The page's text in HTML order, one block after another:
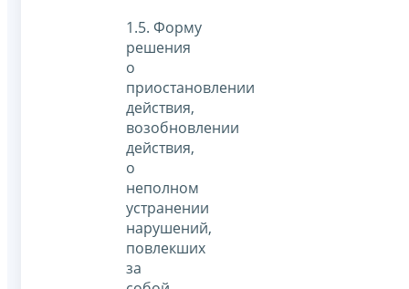
1.5. Форму
решения
о
приостановлении
действия,
возобновлении
действия,
о
неполном
устранении
нарушений,
повлекших
за